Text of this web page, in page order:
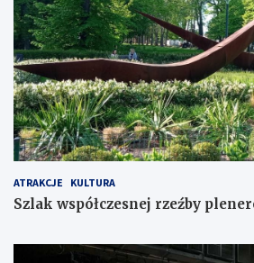
ATRAKCJE KULTURA
Szlak współczesnej rzeźby